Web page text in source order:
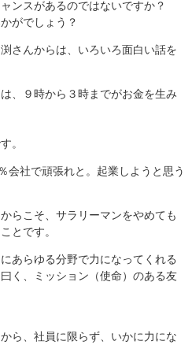
ンスがあるのではないですか？
がでしょう？
さんからは、いろいろ面白い話を
、９時から３時までがお金を生み
。
会社で頑張れと。起業しようと思う
らこそ、サラリーマンをやめても
とです。
あらゆる分野で力になってくれる
く、ミッション（使命）のある友
ら、社員に限らず、いかに力にな